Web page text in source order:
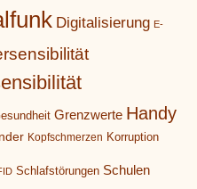
Digitalisierung E-
Grenzwerte Handy
Kopfschmerzen Korruption
Schlafstörungen Schulen